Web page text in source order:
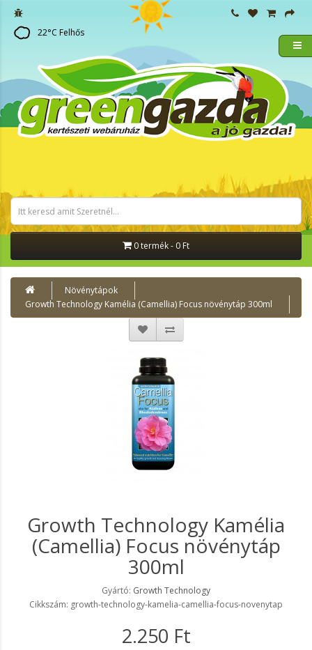
22°C Felhős
0 termék - 0 Ft
Növénytápok
Growth Technology Kamélia (Camellia) Focus növénytáp 300ml
Growth Technology Kamélia
(Camellia) Focus növénytáp
300ml
Gyártó: Growth Technology
Cikkszám: growth-technology-kamelia-camellia-focus-novenytap
2.250 Ft